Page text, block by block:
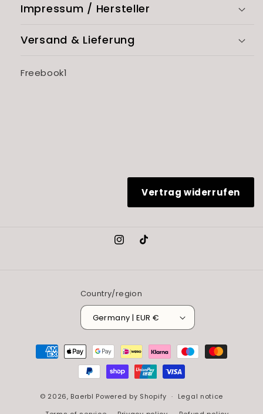
Impressum / Hersteller
Versand & Lieferung
SKU:
Freebook1
Vertrag widerrufen
Instagram
TikTok
Country/region
Germany | EUR €
Payment
methods
© 2026, Baerbl Powered by Shopify
Legal notice